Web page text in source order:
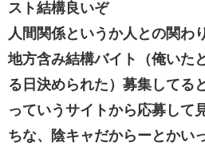
スト結構良いぞ
人間関係というか人との関わ
地方含み結構バイト（俺いた
る日決められた）募集してる
っていうサイトから応募して
ちな、陰キャだからーとかい